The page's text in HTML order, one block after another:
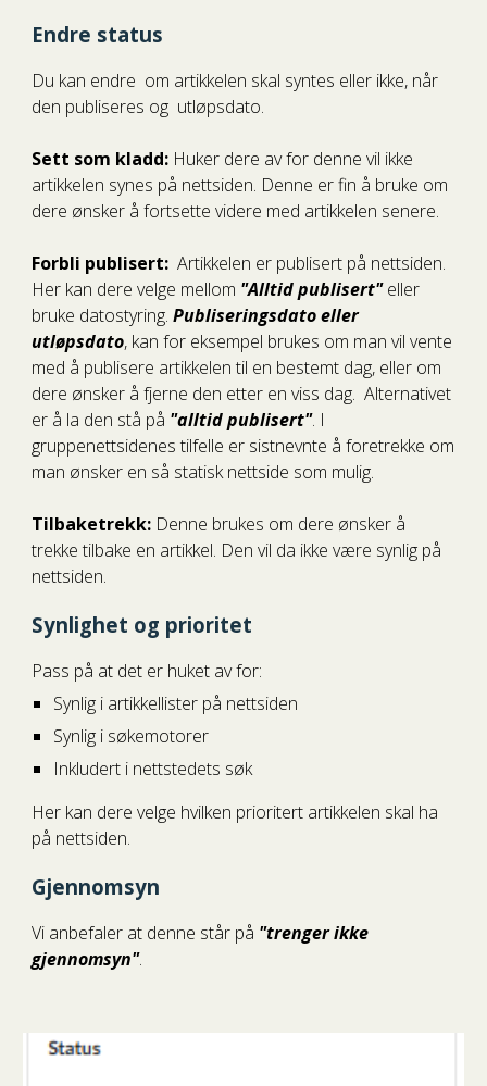
Endre status
Du kan endre om artikkelen skal syntes eller ikke, når
den publiseres og utløpsdato.
Sett som kladd: Huker dere av for denne vil ikke
artikkelen synes på nettsiden. Denne er fin å bruke om
dere ønsker å fortsette videre med artikkelen senere.
Forbli publisert: Artikkelen er publisert på nettsiden.
Her kan dere velge mellom "Alltid publisert"eller
bruke datostyring. Publiseringsdato eller
utløpsdato, kan for eksempel brukes om man vil vente
med å publisere artikkelen til en bestemt dag, eller om
dere ønsker å fjerne den etter en viss dag. Alternativet
er å la den stå på "alltid publisert". I
gruppenettsidenes tilfelle er sistnevnte å foretrekke om
man ønsker en så statisk nettside som mulig.
Tilbaketrekk: Denne brukes om dere ønsker å
trekke tilbake en artikkel. Den vil da ikke være synlig på
nettsiden.
Synlighet og prioritet
Pass på at det er huket av for:
Synlig i artikkellister på nettsiden
Synlig i søkemotorer
Inkludert i nettstedets søk
Her kan dere velge hvilken prioritert artikkelen skal ha
på nettsiden.
Gjennomsyn
Vi anbefaler at denne står på "trenger ikke
gjennomsyn".